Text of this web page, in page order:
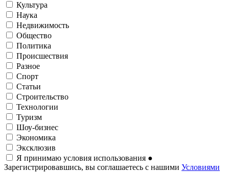
Культура
Наука
Недвижимость
Общество
Политика
Происшествия
Разное
Спорт
Статьи
Строительство
Технологии
Туризм
Шоу-бизнес
Экономика
Эксклюзив
Я принимаю условия использования ●
Зарегистрировавшись, вы соглашаетесь с нашими Условиями